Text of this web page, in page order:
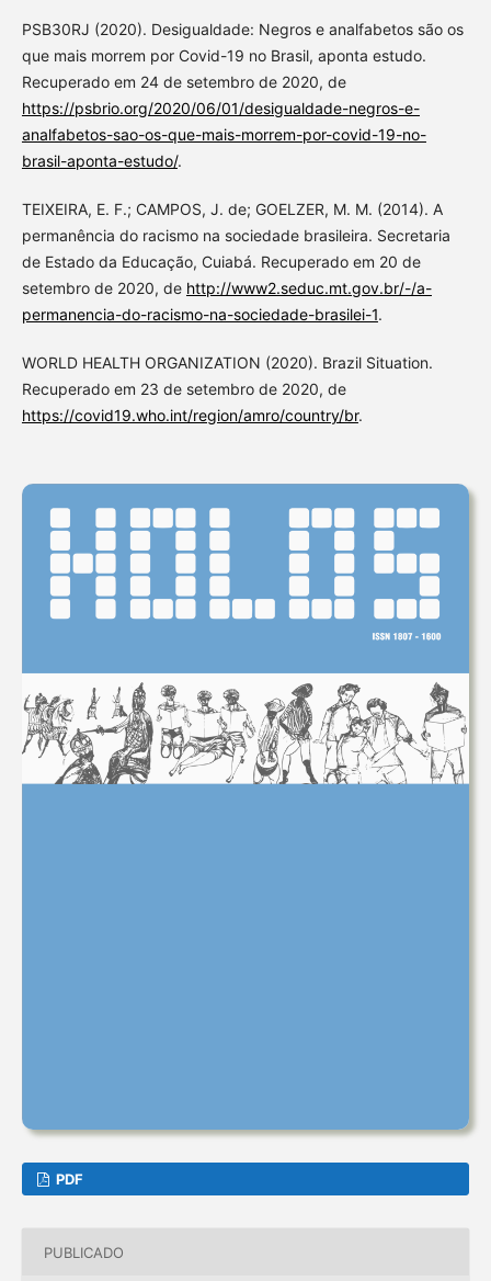
PSB30RJ (2020). Desigualdade: Negros e analfabetos são os
que mais morrem por Covid-19 no Brasil, aponta estudo.
Recuperado em 24 de setembro de 2020, de
https://psbrio.org/2020/06/01/desigualdade-negros-e-
analfabetos-sao-os-que-mais-morrem-por-covid-19-no-
brasil-aponta-estudo/.
TEIXEIRA, E. F.; CAMPOS, J. de; GOELZER, M. M. (2014). A
permanência do racismo na sociedade brasileira. Secretaria
de Estado da Educação, Cuiabá. Recuperado em 20 de
setembro de 2020, de http://www2.seduc.mt.gov.br/-/a-
permanencia-do-racismo-na-sociedade-brasilei-1.
WORLD HEALTH ORGANIZATION (2020). Brazil Situation.
Recuperado em 23 de setembro de 2020, de
https://covid19.who.int/region/amro/country/br.
PDF
PUBLICADO